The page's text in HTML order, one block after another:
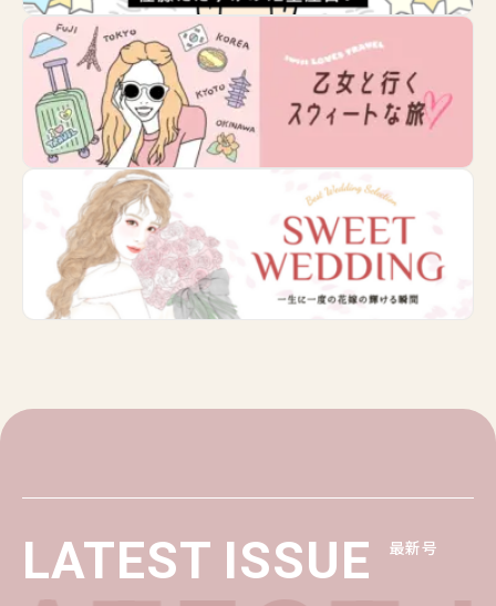
LATEST ISSUE 最新号